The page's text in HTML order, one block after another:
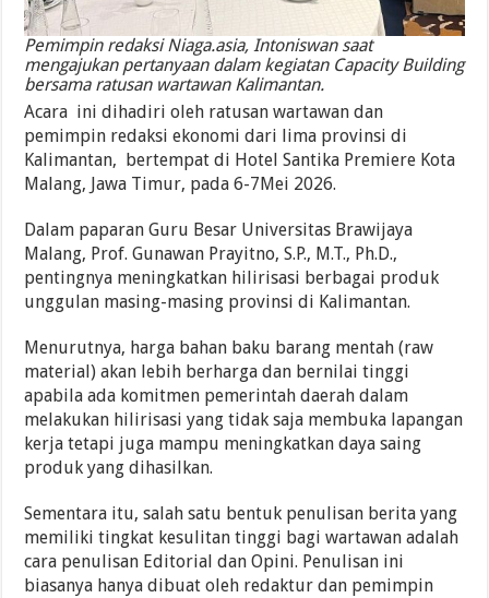
Pemimpin redaksi Niaga.asia, Intoniswan saat
mengajukan pertanyaan dalam kegiatan Capacity Building
bersama ratusan wartawan Kalimantan.
Acara ini dihadiri oleh ratusan wartawan dan
pemimpin redaksi ekonomi dari lima provinsi di
Kalimantan, bertempat di Hotel Santika Premiere Kota
Malang, Jawa Timur, pada 6-7Mei 2026.
Dalam paparan Guru Besar Universitas Brawijaya
Malang, Prof. Gunawan Prayitno, S.P., M.T., Ph.D.,
pentingnya meningkatkan hilirisasi berbagai produk
unggulan masing-masing provinsi di Kalimantan.
Menurutnya, harga bahan baku barang mentah (raw
material) akan lebih berharga dan bernilai tinggi
apabila ada komitmen pemerintah daerah dalam
melakukan hilirisasi yang tidak saja membuka lapangan
kerja tetapi juga mampu meningkatkan daya saing
produk yang dihasilkan.
Sementara itu, salah satu bentuk penulisan berita yang
memiliki tingkat kesulitan tinggi bagi wartawan adalah
cara penulisan Editorial dan Opini. Penulisan ini
biasanya hanya dibuat oleh redaktur dan pemimpin